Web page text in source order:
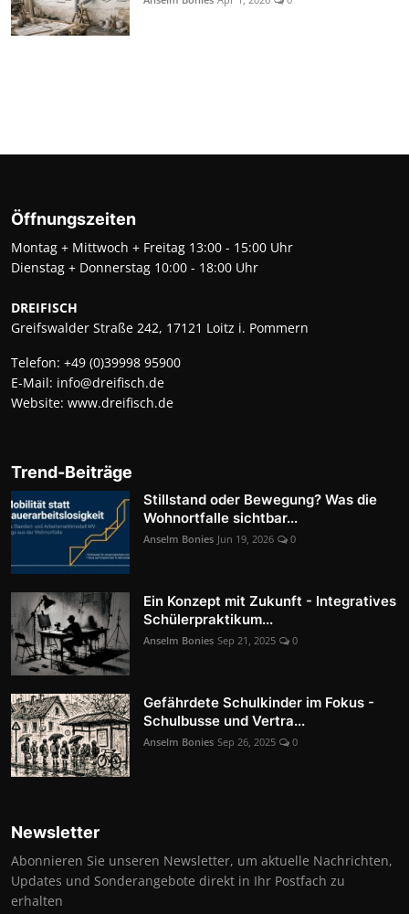
Öffnungszeiten
Montag + Mittwoch + Freitag 13:00 - 15:00 Uhr
Dienstag + Donnerstag 10:00 - 18:00 Uhr
DREIFISCH
Greifswalder Straße 242, 17121 Loitz i. Pommern
Telefon: +49 (0)39998 95900
E-Mail: info@dreifisch.de
Website: www.dreifisch.de
Trend-Beiträge
Stillstand oder Bewegung? Was die
Wohnortfalle sichtbar...
Anselm Bonies Jun 19, 2026 0
Ein Konzept mit Zukunft - Integratives
Schülerpraktikum...
Anselm Bonies Sep 21, 2025 0
Gefährdete Schulkinder im Fokus -
Schulbusse und Vertra...
Anselm Bonies Sep 26, 2025 0
Newsletter
Abonnieren Sie unseren Newsletter, um aktuelle Nachrichten,
Updates und Sonderangebote direkt in Ihr Postfach zu
erhalten